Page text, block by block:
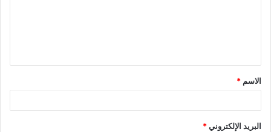
ق
*
الاسم *
البريد الإلكتروني*